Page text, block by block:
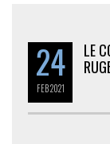
24
FEB2021
LE